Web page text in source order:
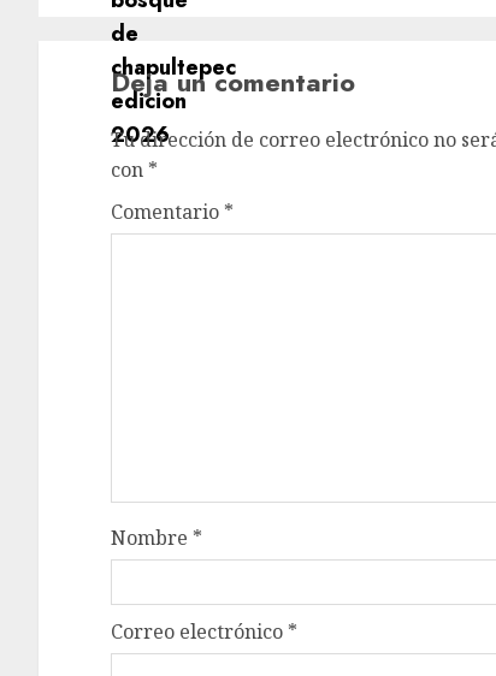
Deja un comentario
Tu dirección de correo electrónico no
con *
Comentario *
Nombre *
Correo electrónico *